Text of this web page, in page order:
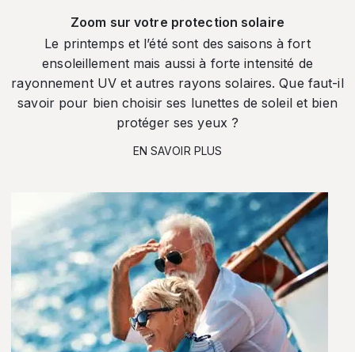
Zoom sur votre protection solaire
Le printemps et l’été sont des saisons à fort
ensoleillement mais aussi à forte intensité de
rayonnement UV et autres rayons solaires. Que faut-il
savoir pour bien choisir ses lunettes de soleil et bien
protéger ses yeux ?
EN SAVOIR PLUS